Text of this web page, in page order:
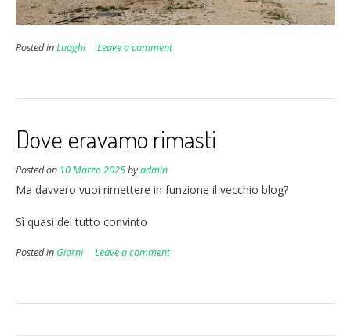
Posted inLuoghi Leave a comment
Dove eravamo rimasti
Posted on 10 Marzo 2025byadmin
Ma davvero vuoi rimettere in funzione il vecchio blog?
Sì quasi del tutto convinto
Posted in Giorni Leave a comment